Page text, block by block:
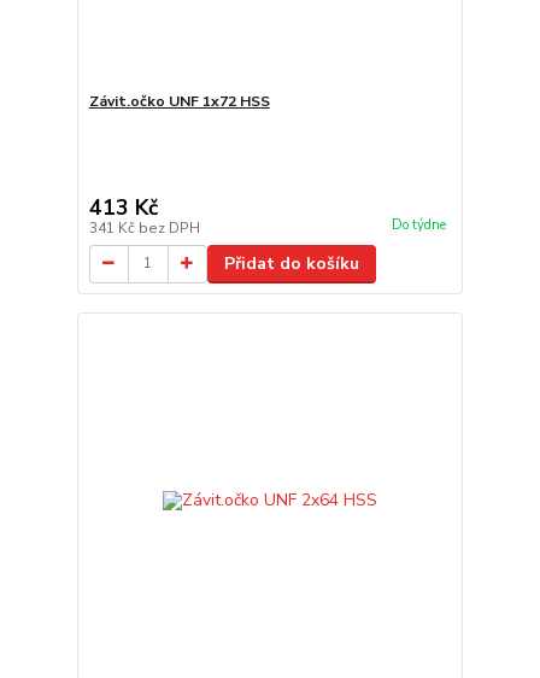
Závit.očko UNF 1x72 HSS
413 Kč
341 Kč bez DPH Do týdne
Přidat do košíku